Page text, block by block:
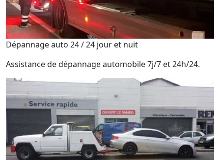
Dépannage auto 24 / 24 jour et nuit
Assistance de dépannage automobile 7j/7 et 24h/24.